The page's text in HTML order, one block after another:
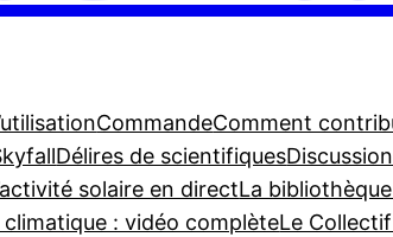
CommandeComment
Délires de scientifiques
solaire en directLa
: vidéo complèteLe